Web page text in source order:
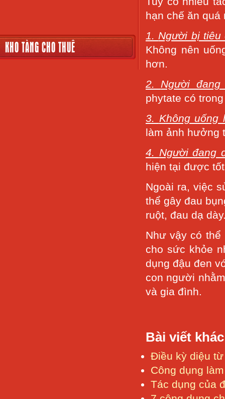
KHO TÀNG CHO THUÊ
hạn chế ăn
1. Người bị tiêu
Không nên
hơn.
2. Người
phytate có
3. Không uống
làm ảnh hưởng
4. Người đang
hiện tại được
Ngoài ra, việc
thể gây đau
ruột, đau dạ
Như vậy có thể
cho sức khỏe
dụng đậu đen
con người
và gia đình.
Bài viết khác
Điều kỳ diệu từ
Công dụng
Tác dụng của